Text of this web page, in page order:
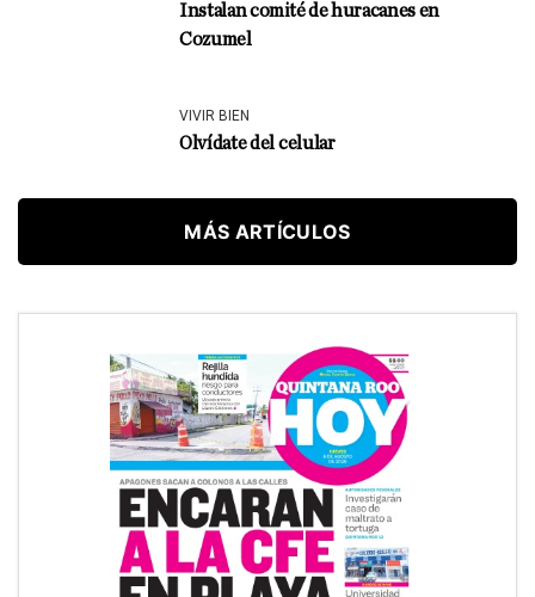
Instalan comité de huracanes en
Cozumel
VIVIR BIEN
Olvídate del celular
MÁS ARTÍCULOS